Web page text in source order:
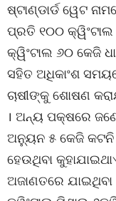
ଷ୍ଟାଣ୍ଡାର୍ଡ ୱେଟ
ପ୍ରତି ୧୦୦
କ୍ୱିଂଟାଲ ୬୦ କେଜି
ସହିତ ଅଧିକାଂଶ
ଚାଷୀଙ୍କୁ ଶୋଷଣ
। ଅନ୍ୟ ପକ୍ଷରେ
ଅନୁ୍ୟନ ୫ କେଜି କଟନି
ହେଉଥିବା
ଅଜାଣତରେ